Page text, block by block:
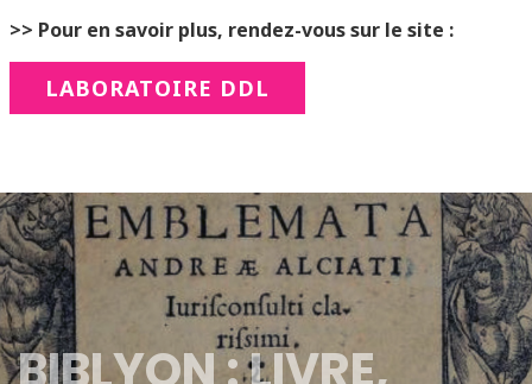
>> Pour en savoir plus, rendez-vous sur le site :
LABORATOIRE DDL